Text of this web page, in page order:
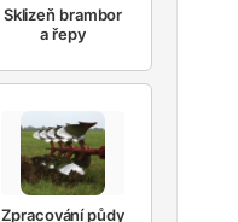
Sklizeň brambor
a řepy
Zpracování půdy